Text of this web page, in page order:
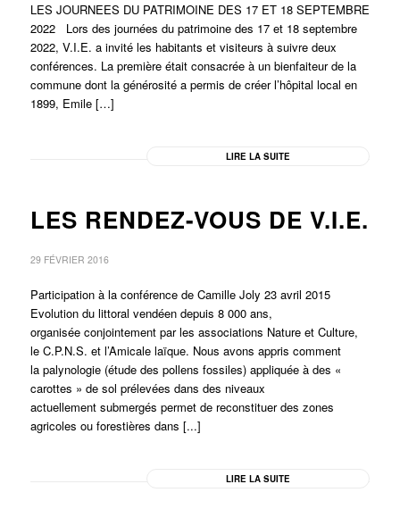
LES JOURNEES DU PATRIMOINE DES 17 ET 18 SEPTEMBRE
2022 Lors des journées du patrimoine des 17 et 18 septembre
2022, V.I.E. a invité les habitants et visiteurs à suivre deux
conférences. La première était consacrée à un bienfaiteur de la
commune dont la générosité a permis de créer l’hôpital local en
1899, Emile […]
LIRE LA SUITE
LES RENDEZ-VOUS DE V.I.E.
29 FÉVRIER 2016
Participation à la conférence de Camille Joly 23 avril 2015
Evolution du littoral vendéen depuis 8 000 ans,
organisée conjointement par les associations Nature et Culture,
le C.P.N.S. et l’Amicale laïque. Nous avons appris comment
la palynologie (étude des pollens fossiles) appliquée à des «
carottes » de sol prélevées dans des niveaux
actuellement submergés permet de reconstituer des zones
agricoles ou forestières dans [...]
LIRE LA SUITE